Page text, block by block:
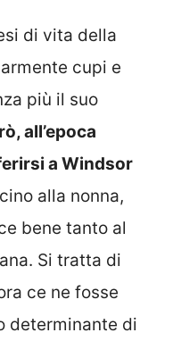
di vita della
cupi e
più il suo
all’epoca
a Windsor
alla nonna,
bene tanto al
Si tratta di
ce ne fosse
determinante di